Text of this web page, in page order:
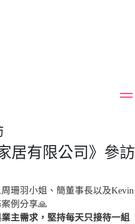
居有限公司》參訪
珊羽小姐、簡董事長以及Kevin
例分享🙏
主需求，堅持每天只接待一組